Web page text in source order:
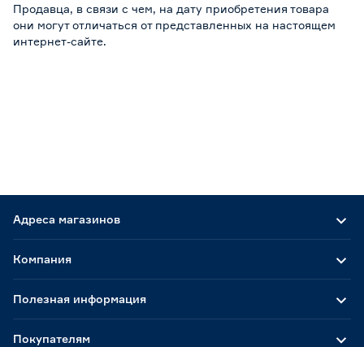
Продавца, в связи с чем, на дату приобретения товара
они могут отличаться от представленных на настоящем
интернет-сайте.
Адреса магазинов
Компания
Полезная информация
Покупателям